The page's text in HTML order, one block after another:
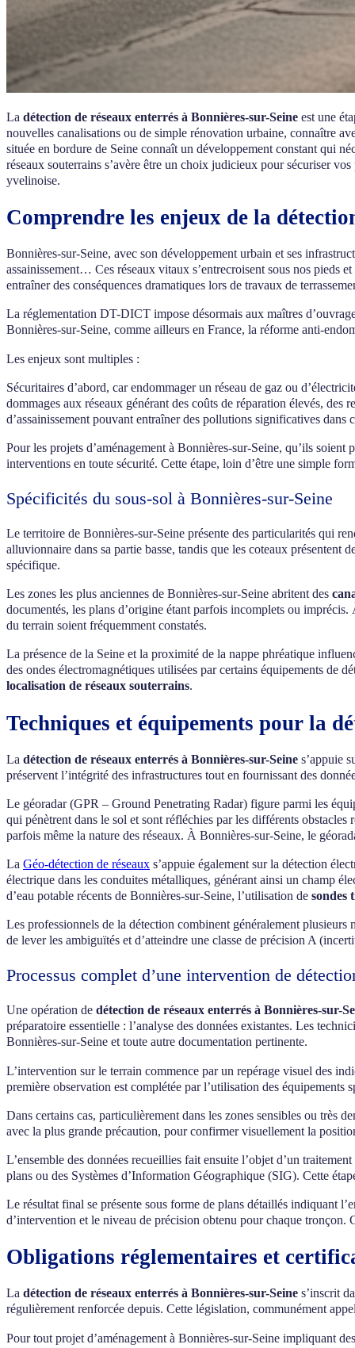
La détection de réseaux enterrés à Bonnières-sur-Seine est une
nouvelles canalisations ou de simple rénovation urbaine, connaître
située en bordure de Seine connaît un développement constant qui
réseaux souterrains s’avère être un choix judicieux pour sécuriser
yvelinoise.
Comprendre les enjeux de la
Bonnières-sur-Seine, avec son développement urbain et ses
assainissement… Ces réseaux vitaux s’entrecroisent sous nos pieds
entraîner des conséquences dramatiques lors de travaux de
La réglementation DT-DICT impose désormais aux maîtres
Bonnières-sur-Seine, comme ailleurs en France, la réforme anti-
Les enjeux sont multiples :
Sécuritaires d’abord, car endommager un réseau de gaz ou
dommages aux réseaux générant des coûts de réparation élevés,
d’assainissement pouvant entraîner des pollutions significatives dans
Pour les projets d’aménagement à Bonnières-sur-Seine, qu’ils
interventions en toute sécurité. Cette étape, loin d’être une simple
Spécificités du sous-sol à Bonnières-sur-Seine
Le territoire de Bonnières-sur-Seine présente des particularités qui
alluvionnaire dans sa partie basse, tandis que les coteaux présentent
spécifique.
Les zones les plus anciennes de Bonnières-sur-Seine abritent des
documentés, les plans d’origine étant parfois incomplets ou
du terrain soient fréquemment constatés.
La présence de la Seine et la proximité de la nappe phréatique
des ondes électromagnétiques utilisées par certains équipements de
localisation de réseaux souterrains.
Techniques et équipements pour la
La détection de réseaux enterrés à Bonnières-sur-Seine s’appuie
préservent l’intégrité des infrastructures tout en fournissant des
Le géoradar (GPR – Ground Penetrating Radar) figure parmi les
qui pénètrent dans le sol et sont réfléchies par les différents
parfois même la nature des réseaux. À Bonnières-sur-Seine, le
La Géo-détection de réseaux s’appuie également sur la détection
électrique dans les conduites métalliques, générant ainsi un champ
d’eau potable récents de Bonnières-sur-Seine, l’utilisation de sondes
Les professionnels de la détection combinent généralement
de lever les ambiguïtés et d’atteindre une classe de précision A
Processus complet d’une intervention de
Une opération de détection de réseaux enterrés à Bonnières-sur-
préparatoire essentielle : l’analyse des données existantes. Les
Bonnières-sur-Seine et toute autre documentation pertinente.
L’intervention sur le terrain commence par un repérage visuel des
première observation est complétée par l’utilisation des équipements
Dans certains cas, particulièrement dans les zones sensibles ou très
avec la plus grande précaution, pour confirmer visuellement la
L’ensemble des données recueillies fait ensuite l’objet d’un
plans ou des Systèmes d’Information Géographique (SIG). Cette
Le résultat final se présente sous forme de plans détaillés indiquant
d’intervention et le niveau de précision obtenu pour chaque
Obligations réglementaires et
La détection de réseaux enterrés à Bonnières-sur-Seine s’inscrit
régulièrement renforcée depuis. Cette législation, communément
Pour tout projet d’aménagement à Bonnières-sur-Seine impliquant